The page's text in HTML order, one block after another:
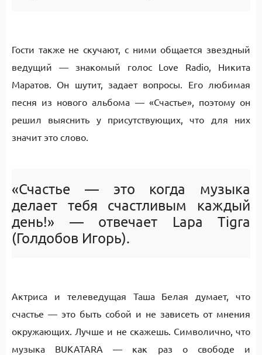
Гости также не скучают, с ними общается звездный
ведущий — знакомый голос Love Radio, Никита
Маратов. Он шутит, задает вопросы. Его любимая
песня из нового альбома — «Счастье», поэтому он
решил выяснить у присутствующих, что для них
значит это слово.
«Счастье — это когда музыка
делает тебя счастливым каждый
день!» — отвечает Lapa Tigra
(Голдобов Игорь).
Актриса и телеведущая Таша Белая думает, что
счастье — это быть собой и не зависеть от мнения
окружающих. Лучше и не скажешь. Символично, что
музыка BUKATARA — как раз о свободе и